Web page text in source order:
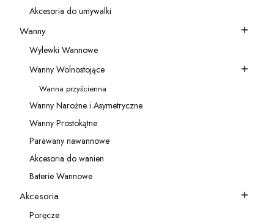
Kategoria - Akcesoria do umywalki
Akcesoria do umywalki
Kategoria - Wanny
Wanny
Kategoria - Wylewki Wannowe
Wylewki Wannowe
Kategoria - Wanny Wolnostojące
Wanny Wolnostojące
Kategoria - Wanna przyścienna
Wanna przyścienna
Kategoria - Wanny Narożne i Asymetryczne
Wanny Narożne i Asymetryczne
Kategoria - Wanny Prostokątne
Wanny Prostokątne
Kategoria - Parawany nawannowe
Parawany nawannowe
Kategoria - Akcesoria do wanien
Akcesoria do wanien
Kategoria - Baterie Wannowe
Baterie Wannowe
Kategoria - Akcesoria
Akcesoria
Poręcze